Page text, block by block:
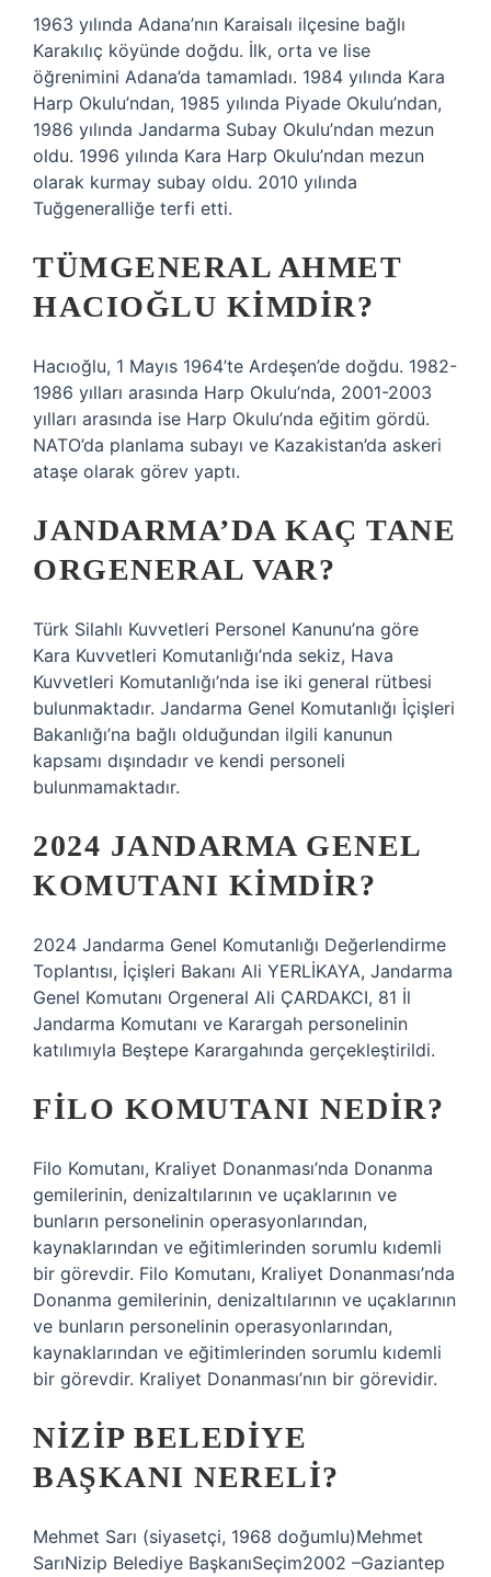
1963 yılında Adana’nın Karaisalı ilçesine bağlı
Karakılıç köyünde doğdu. İlk, orta ve lise
öğrenimini Adana’da tamamladı. 1984 yılında Kara
Harp Okulu’ndan, 1985 yılında Piyade Okulu’ndan,
1986 yılında Jandarma Subay Okulu’ndan mezun
oldu. 1996 yılında Kara Harp Okulu’ndan mezun
olarak kurmay subay oldu. 2010 yılında
Tuğgeneralliğe terfi etti.
TÜMGENERAL AHMET
HACIOĞLU KIMDIR?
Hacıoğlu, 1 Mayıs 1964’te Ardeşen’de doğdu. 1982-
1986 yılları arasında Harp Okulu’nda, 2001-2003
yılları arasında ise Harp Okulu’nda eğitim gördü.
NATO’da planlama subayı ve Kazakistan’da askeri
ataşe olarak görev yaptı.
JANDARMA’DA KAÇ TANE
ORGENERAL VAR?
Türk Silahlı Kuvvetleri Personel Kanunu’na göre
Kara Kuvvetleri Komutanlığı’nda sekiz, Hava
Kuvvetleri Komutanlığı’nda ise iki general rütbesi
bulunmaktadır. Jandarma Genel Komutanlığı İçişleri
Bakanlığı’na bağlı olduğundan ilgili kanunun
kapsamı dışındadır ve kendi personeli
bulunmamaktadır.
2024 JANDARMA GENEL
KOMUTANI KIMDIR?
2024 Jandarma Genel Komutanlığı Değerlendirme
Toplantısı, İçişleri Bakanı Ali YERLİKAYA, Jandarma
Genel Komutanı Orgeneral Ali ÇARDAKCI, 81 İl
Jandarma Komutanı ve Karargah personelinin
katılımıyla Beştepe Karargahında gerçekleştirildi.
FILO KOMUTANI NEDIR?
Filo Komutanı, Kraliyet Donanması’nda Donanma
gemilerinin, denizaltılarının ve uçaklarının ve
bunların personelinin operasyonlarından,
kaynaklarından ve eğitimlerinden sorumlu kıdemli
bir görevdir. Filo Komutanı, Kraliyet Donanması’nda
Donanma gemilerinin, denizaltılarının ve uçaklarının
ve bunların personelinin operasyonlarından,
kaynaklarından ve eğitimlerinden sorumlu kıdemli
bir görevdir. Kraliyet Donanması’nın bir görevidir.
NIZIP BELEDIYE
BAŞKANI NERELI?
Mehmet Sarı (siyasetçi, 1968 doğumlu)Mehmet
SarıNizip Belediye BaşkanıSeçim2002 –Gaziantep